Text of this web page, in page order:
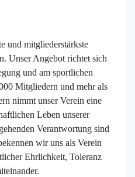
und mitgliederstärkste
Unser Angebot richtet sich
und am sportlichen
Mitgliedern und mehr als
nimmt unser Verein eine
Leben unserer
Verantwortung sind
wir uns als Verein
Ehrlichkeit, Toleranz